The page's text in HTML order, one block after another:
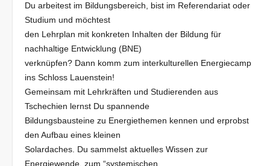
Du arbeitest im Bildungsbereich, bist im Referendariat oder
Studium und möchtest
den Lehrplan mit konkreten Inhalten der Bildung für
nachhaltige Entwicklung (BNE)
verknüpfen? Dann komm zum interkulturellen Energiecamp
ins Schloss Lauenstein!
Gemeinsam mit Lehrkräften und Studierenden aus
Tschechien lernst Du spannende
Bildungsbausteine zu Energiethemen kennen und erprobst
den Aufbau eines kleinen
Solardaches. Du sammelst aktuelles Wissen zur
Energiewende, zum “systemischen